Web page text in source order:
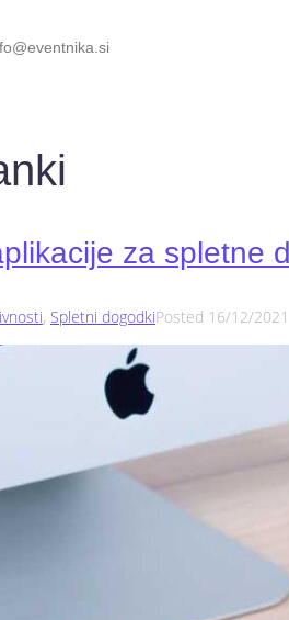
za spletne
, Spletni dogodkiPosted 16/12/2021